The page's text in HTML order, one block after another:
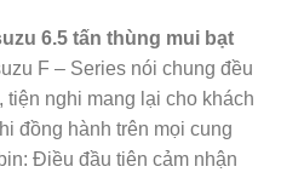
6.5 tấn thùng mui bạt
F – Series nói chung đều
nghi mang lại cho khách
đồng hành trên mọi cung
Điều đầu tiên cảm nhận